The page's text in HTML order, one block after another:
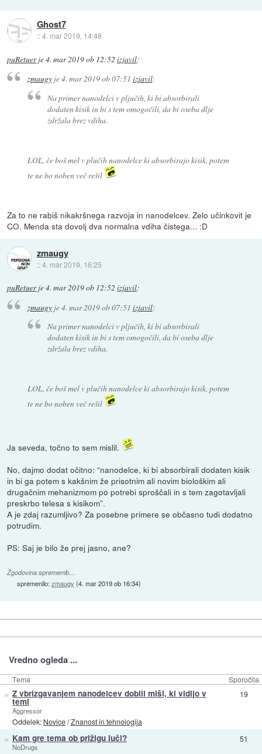
Ghost7
::4. mar 2019, 14:48
puRetuerje4. mar 2019 ob 12:52 izjavil:
zmaugyje4. mar 2019 ob 07:51 izjavil:
Na primer nanodelci v pljučih, ki bi absorbirali
dodaten kisik in bi s tem omogočili, da bi oseba dlje
zdržala brez vdiha.
LOL, če boš mel v plučih nanodelce ki absorbirajo kisik, potem
te ne bo noben več rešil
Za to ne rabiš nikakršnega razvoja in nanodelcev. Zelo učinkovit je
CO. Menda sta dovolj dva normalna vdiha čistega... :D
zmaugy
::4. mar 2019, 16:25
puRetuerje4. mar 2019 ob 12:52 izjavil:
zmaugyje4. mar 2019 ob 07:51 izjavil:
Na primer nanodelci v pljučih, ki bi absorbirali
dodaten kisik in bi s tem omogočili, da bi oseba dlje
zdržala brez vdiha.
LOL, če boš mel v plučih nanodelce ki absorbirajo kisik, potem
te ne bo noben več rešil
Ja seveda, točno to sem mislil.
No, dajmo dodat očitno: “nanodelce, ki bi absorbirali dodaten kisik
in bi ga potem s kakšnim že prisotnim ali novim biološkim ali
drugačnim mehanizmom po potrebi sproščali in s tem zagotavljali
preskrbo telesa s kisikom”.
A je zdaj razumljivo? Za posebne primere se občasno tudi dodatno
potrudim.
PS: Saj je bilo že prej jasno, ane?
Zgodovina sprememb…
spremenilo:zmaugy (4. mar 2019 ob 16:34)
Vredno ogleda ...
Tema Sporočila
» Z vbrizgavanjem nanodelcev dobili miši, ki vidijo v
temi
Aggressor
Oddelek: Novice/Znanost in tehnologija
19
» Kam gre tema ob prižigu luči?
NoDrugs
51